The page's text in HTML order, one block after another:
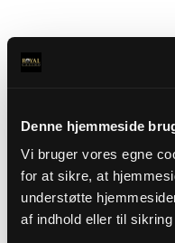
Denne hjemmeside
Vi bruger vores egne
for at sikre, at
understøtte
af indhold eller til